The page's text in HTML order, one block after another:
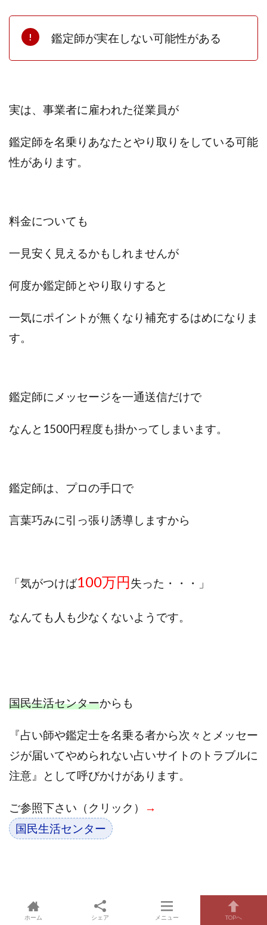
鑑定師が実在しない可能性がある
実は、事業者に雇われた従業員が
鑑定師を名乗り あなたとやり取りをしている可能
性があります。
料金についても
一見安く見えるかもしれませんが
何度か鑑定師とやり取りすると
一気にポイントが無くなり補充するはめになりま
す。
鑑定師にメッセージを一通送信だけで
なんと1500円程度も掛かってしまいます。
鑑定師は、プロの手口で
言葉巧みに引っ張り誘導しますから
「気がつけば100万円失った・・・」
なんても人も少なくないようです。
国民生活センターからも
『占い師や鑑定士を名乗る者から次々とメッセー
ジが届いてやめられない占いサイトのトラブルに
注意』として呼びかけがあります。
ご参照下さい（クリック）
→
国民生活センター
『発財(福万)』レビュー ＆リーク！
ホーム シェア メニュー TOPへ